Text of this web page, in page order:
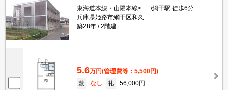
東海道本線・山陽本線<･･･/網干駅 徒歩6分
兵庫県姫路市網干区和久
築28年
2階建
5.6万円(管理費等：5,500円)
敷
なし 礼
56,000円